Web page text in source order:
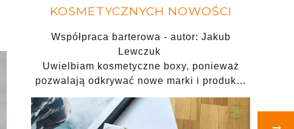
KOSMETYCZNYCH NOWOŚCI
Współpraca barterowa - autor: Jakub
Lewczuk
Uwielbiam kosmetyczne boxy, ponieważ
pozwalają odkrywać nowe marki i produk…